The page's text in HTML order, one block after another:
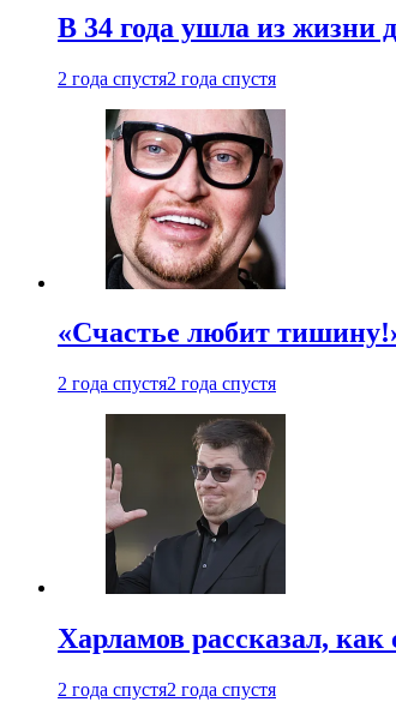
В 34 года ушла из жизни
2 года спустя2 года спустя
«Счастье любит
2 года спустя2 года спустя
Харламов рассказал,
2 года спустя2 года спустя